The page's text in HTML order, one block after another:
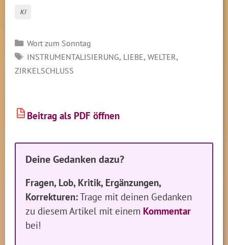
KI
Kategorien
Wort zum Sonntag
SCHLAGWÖRTER
INSTRUMENTALISIERUNG, LIEBE, WELTER,
ZIRKELSCHLUSS
PDF Beitrag als PDF öffnen
Deine Gedanken dazu?
Fragen, Lob, Kritik, Ergänzungen,
Korrekturen:Trage mit deinen Gedanken
zu diesem Artikel mit einem Kommentar
bei!